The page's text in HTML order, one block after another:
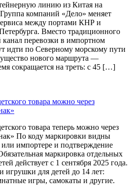
линию из Китая на
компаний «Дело» меняет
между портами КНР и
Вместо традиционного
перевозки в импортном
идти по Северному морскому пути
нового маршрута —
сокращается на треть: с 45 […]
товара можно через
товара теперь можно через
По коду маркировки видны
импортере и подтверждение
маркировка отдельных
действует с 1 сентября 2025 года.
для детей до 14 лет:
игры, самокаты и другие.